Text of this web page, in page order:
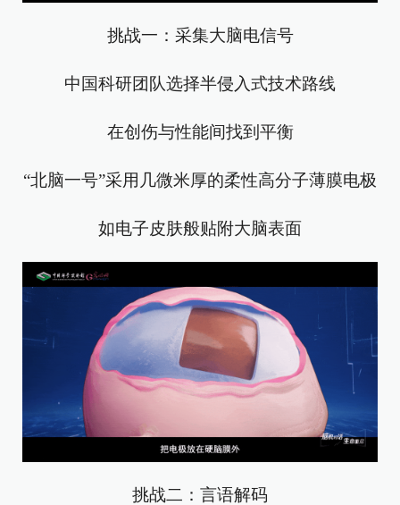
挑战一：采集大脑电信号
中国科研团队选择半侵入式技术路线
在创伤与性能间找到平衡
“北脑一号”采用几微米厚的柔性高分子薄膜电极
如电子皮肤般贴附大脑表面
挑战二：言语解码